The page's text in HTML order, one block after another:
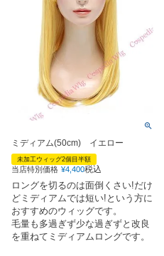
ミディアム(50cm) イエロー
未加工ウィッグ2個目半額
当店特別価格 ¥4,400税込
ロングを切るのは面倒くさい!だけ
どミディアムでは短い!という方に
おすすめのウィッグです。
毛量も多過ぎず少な過ぎずと改良
を重ねてミディアムロングです。